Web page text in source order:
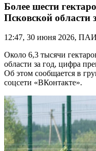
Более шести
Псковской области
12:47, 30 июня 2026, ПАИ
Около 6,3 тысячи
области за год, цифра
Об этом сообщается в
соцсети «ВКонтакте».